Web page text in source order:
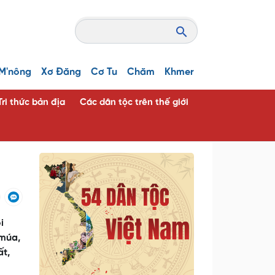
Xơ Đăng Cơ Tu Chăm Khmer
thức bản địa Các dân tộc trên thế giới